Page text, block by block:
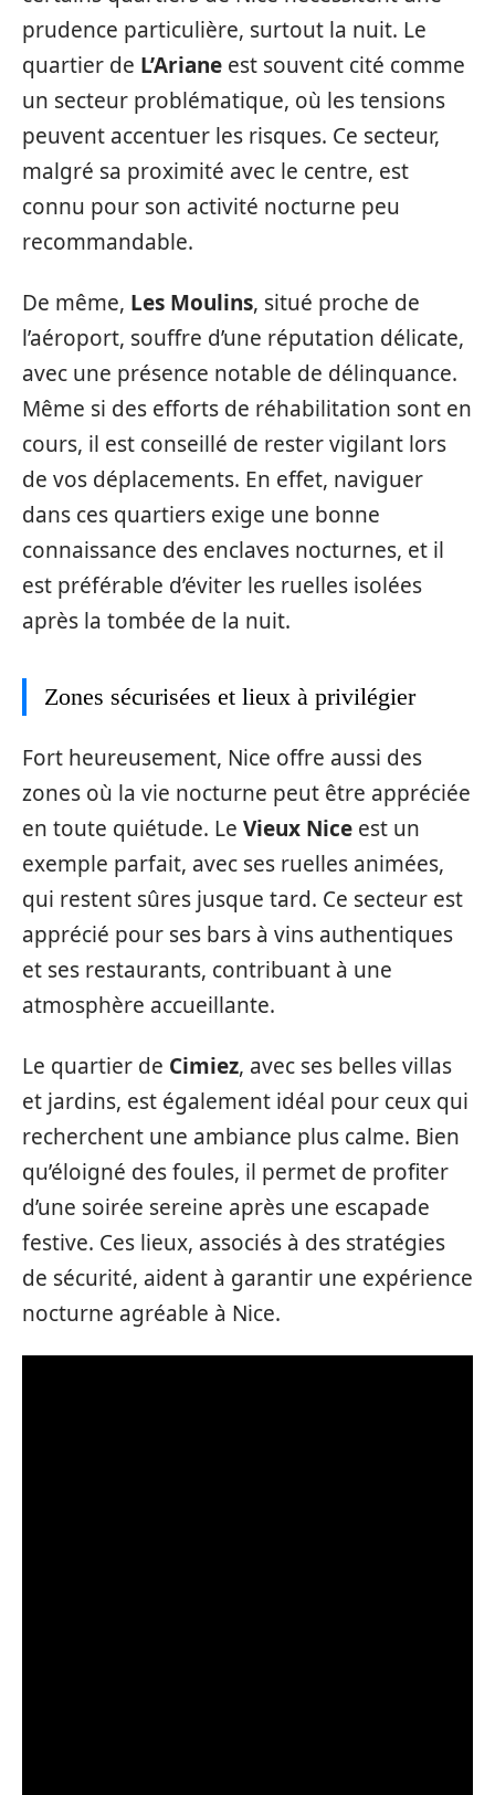
prudence particulière, surtout la nuit. Le
quartier de L’Ariane est souvent cité comme
un secteur problématique, où les tensions
peuvent accentuer les risques. Ce secteur,
malgré sa proximité avec le centre, est
connu pour son activité nocturne peu
recommandable.
De même, Les Moulins, situé proche de
l’aéroport, souffre d’une réputation délicate,
avec une présence notable de délinquance.
Même si des efforts de réhabilitation sont en
cours, il est conseillé de rester vigilant lors
de vos déplacements. En effet, naviguer
dans ces quartiers exige une bonne
connaissance des enclaves nocturnes, et il
est préférable d’éviter les ruelles isolées
après la tombée de la nuit.
Zones sécurisées et lieux à privilégier
Fort heureusement, Nice offre aussi des
zones où la vie nocturne peut être appréciée
en toute quiétude. Le Vieux Nice est un
exemple parfait, avec ses ruelles animées,
qui restent sûres jusque tard. Ce secteur est
apprécié pour ses bars à vins authentiques
et ses restaurants, contribuant à une
atmosphère accueillante.
Le quartier de Cimiez, avec ses belles villas
et jardins, est également idéal pour ceux qui
recherchent une ambiance plus calme. Bien
qu’éloigné des foules, il permet de profiter
d’une soirée sereine après une escapade
festive. Ces lieux, associés à des stratégies
de sécurité, aident à garantir une expérience
nocturne agréable à Nice.